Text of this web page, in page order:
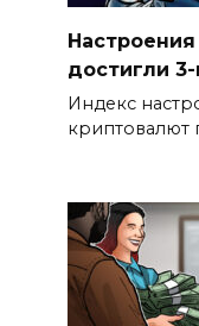
достигли
Индекс
криптовалют